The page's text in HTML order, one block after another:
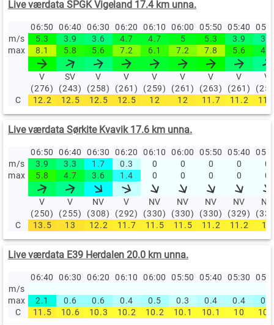
Live værdata SPGK Vigeland 17.4 km unna.
06:50 06:40 06:30 06:20 06:10 06:00 05:50 05:40
m/s
5.3 3.9 3.6 4.7 4.7 5 5.3 3.9
3.3
max
8.1 5.8 5.6 7.2 6.1 7.2 7.8 5.6 4.7
V
(276)
SV
(243)
V
(258)
V
(261)
V
(259)
V
(261)
V
(263)
V
(261)
V
C
12.2 12.5 12.5 12.5 12 12 11.7 11.2
Live værdata Sørkite Kvavik 17.6 km unna.
06:50 06:40 06:30 06:20 06:10 06:00 05:50 05:40
m/s
3.9 3.3 1.7 0.3 0 0 0 0
0
max
5.8 4.7 3.6 1.4 0 0 0 0 0
V
(250)
V
(255)
NV
(308)
V
(292)
NV
(330)
NV
(330)
NV
(330)
NV
(329)
NV
C
13.5 13 12.2 11.7 11.5 11.5 11.2 11.2 11
Live værdata E39 Herdalen 20.0 km unna.
06:40 06:30 06:20 06:10 06:00 05:50 05:40 05:30
m/s
max
2.1 0.6 0.6 0.4 0.5 0.3 0.4 0.4
0.5
C
11.5 10.6 10.3 10.2 10.2 10.1 10.1 10